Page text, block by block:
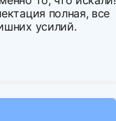
900 км.
1 030 км.
полная, все
усилий.